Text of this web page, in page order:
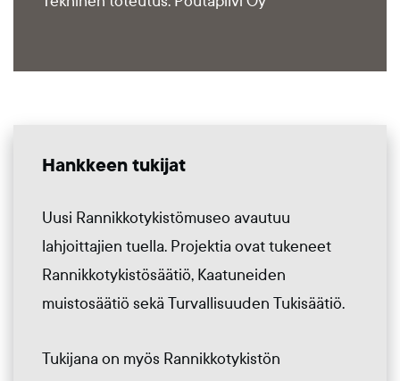
Hankkeen tukijat
Uusi Rannikkotykistömuseo avautuu
lahjoittajien tuella. Projektia ovat tukeneet
Rannikkotykistösäätiö, Kaatuneiden
muistosäätiö sekä Turvallisuuden Tukisäätiö.
Tukijana on myös Rannikkotykistön